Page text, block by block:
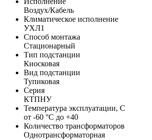
Воздух/Кабель
Климатическое исполнение
УХЛ1
Способ монтажа
Стационарный
Тип подстанции
Киосковая
Вид подстанции
Тупиковая
Серия
КТПНУ
Температура эксплуатации, С
от -60 °C до +40
Количество трансформаторов
Однотрансформаторная